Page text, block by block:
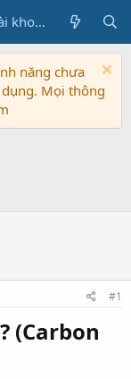
Tạo tài khoản
năng chưa
Mọi thông
#1
(Carbon